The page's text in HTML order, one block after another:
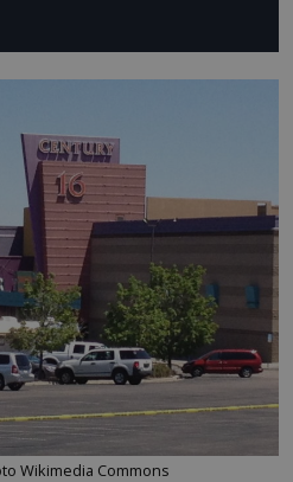
Wikimedia Commons